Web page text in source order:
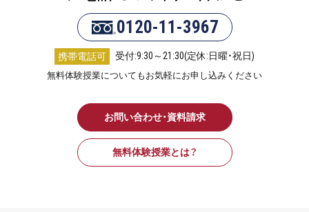
0120-11-3967
携帯電話可 受付:9:30～21:30(定休:日曜・祝日)
無料体験授業についてもお気軽にお申し込みください
お問い合わせ・資料請求
無料体験授業とは？